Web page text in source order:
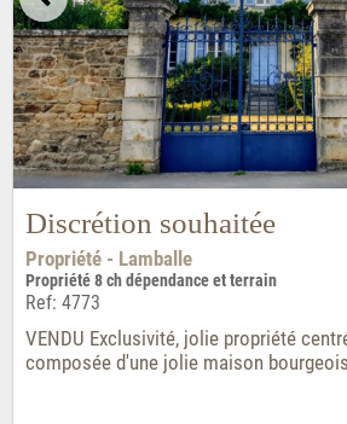
Discrétion souhaitée
Propriété - Lamballe
Propriété 8 ch dépendance et terrain
Ref: 4773
VENDU Exclusivité, jolie propriété
composée d'une jolie maison